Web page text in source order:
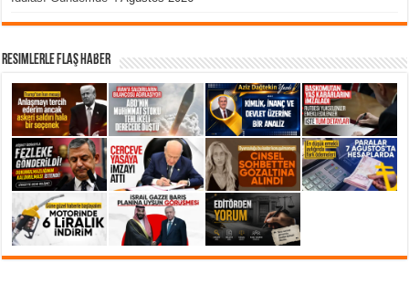
Resimlerle Flaş Haber